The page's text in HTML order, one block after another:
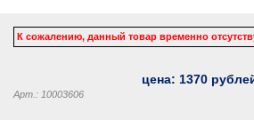
К сожалению, данный товар временно
цена: 1370
Арт.: 10003606